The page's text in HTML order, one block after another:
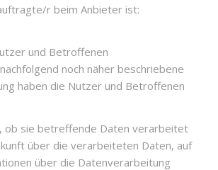
r beim Anbieter ist:
und Betroffenen
noch näher beschriebene
haben die Nutzer und Betroffenen
ob sie betreffende Daten verarbeitet
über die verarbeiteten Daten, auf
über die Datenverarbeitung